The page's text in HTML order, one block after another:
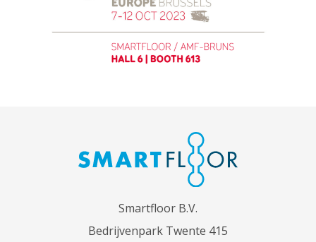
Smartfloor B.V.
Bedrijvenpark Twente 415